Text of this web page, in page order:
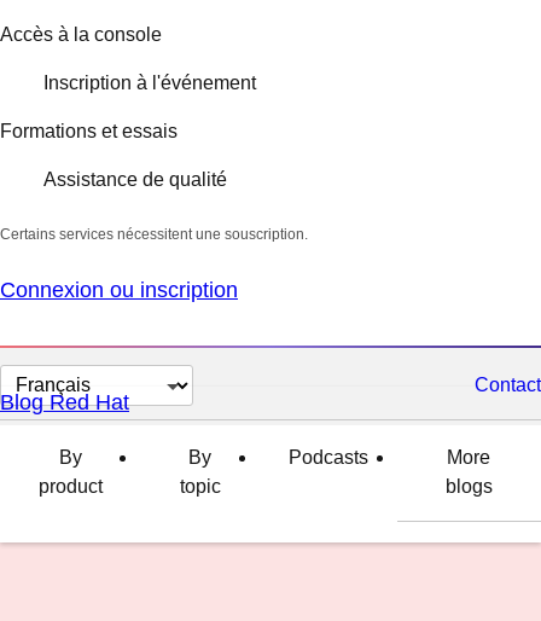
Accès à la console
Inscription à l'événement
Formations et essais
Assistance de qualité
Certains services nécessitent une souscription.
Connexion ou inscription
Changer
la
langue
Contact
Blog Red Hat
By
product
By
topic
Podcasts
More
blogs